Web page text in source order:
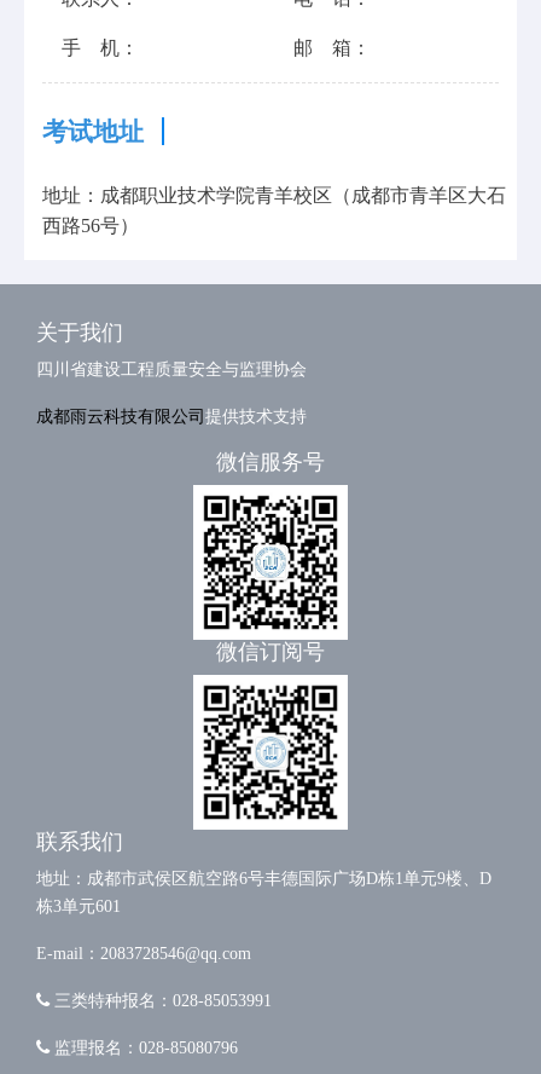
手 机： 邮 箱：
考试地址
地址：成都职业技术学院青羊校区（成都市青羊区大石
西路56号）
关于我们
四川省建设工程质量安全与监理协会
成都雨云科技有限公司提供技术支持
微信服务号
微信订阅号
联系我们
地址：成都市武侯区航空路6号丰德国际广场D栋1单元9楼、D
栋3单元601
E-mail：2083728546@qq.com
三类特种报名：028-85053991
监理报名：028-85080796